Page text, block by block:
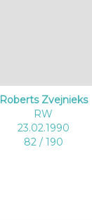
Roberts Zvejnieks
RW
23.02.1990
82 / 190